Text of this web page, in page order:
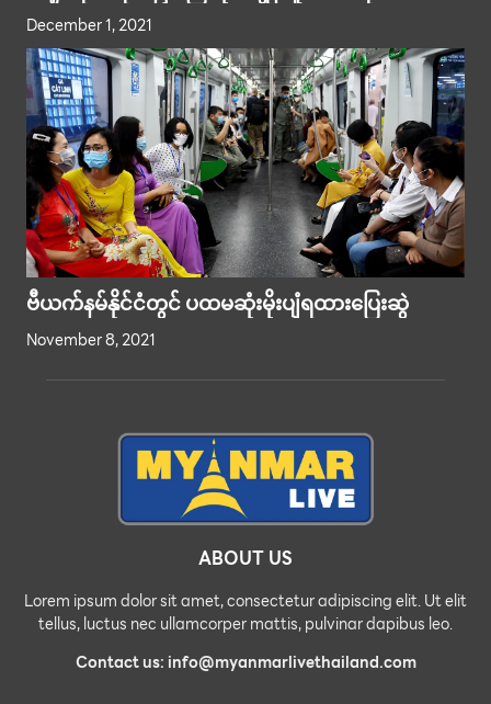
December 1, 2021
ဗီယက်နမ်နိုင်ငံတွင် ပထမဆုံးမိုးပျံရထားပြေးဆွဲ
November 8, 2021
ABOUT US
Lorem ipsum dolor sit amet, consectetur adipiscing elit. Ut elit
tellus, luctus nec ullamcorper mattis, pulvinar dapibus leo.
Contact us: info@myanmarlivethailand.com